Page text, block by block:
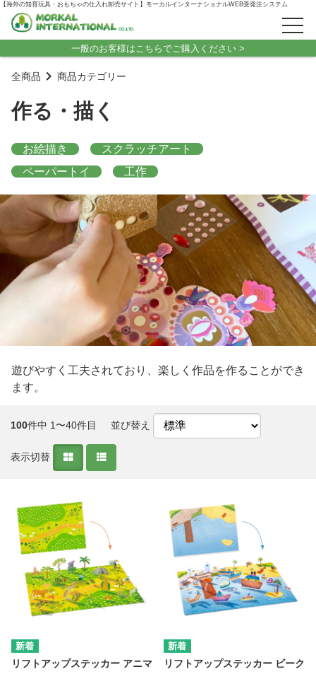
【海外の知育玩具・おもちゃの仕入れ卸売サイト】モーカルインターナショナルWEB受発注システム
一般のお客様はこちらでご購入ください >
全商品 商品カテゴリー
作る・描く
お絵描き
スクラッチアート
ペーパートイ
工作
遊びやすく工夫されており、楽しく作品を作ることができ
ます。
100件中 1〜40件目 並び替え
表示切替
リフトアップステッカー アニマ
リフトアップステッカー ビーク